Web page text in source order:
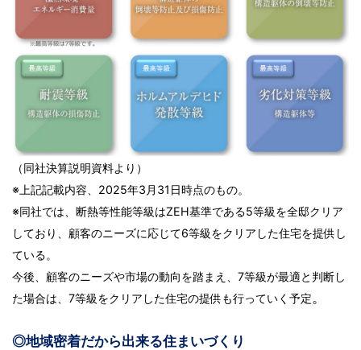
（同社決算説明資料より）
※上記記載内容、2025年3月31日時点のもの。
※同社では、断熱等性能等級はZEH基準である5等級を全邸クリア
しており、顧客のニーズに応じて6等級をクリアした住宅を提供し
ている。
今後、顧客のニーズや市場の動向を踏まえ、7等級が最適と判断し
た場合は、7等級をクリアした住宅の提供も行っていく予定。
◎地域密着だから出来る住まいづくり